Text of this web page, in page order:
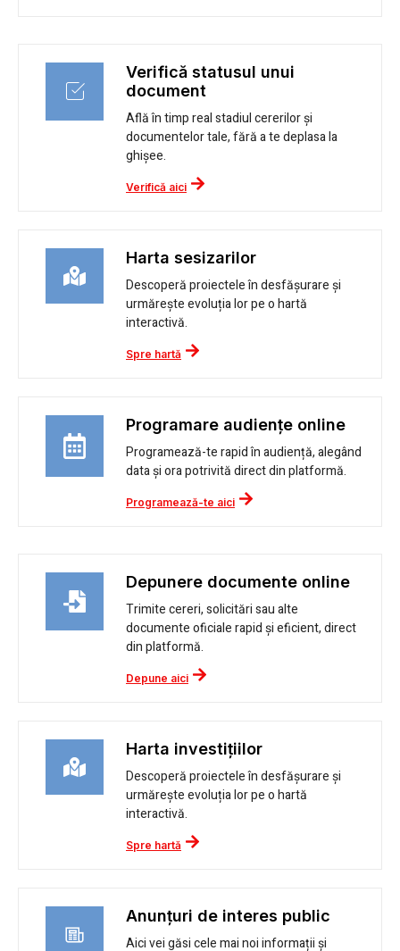
Verifică statusul unui
document
Află în timp real stadiul cererilor și
documentelor tale, fără a te deplasa la
ghișee.
Verifică aici
Harta sesizarilor
Descoperă proiectele în desfășurare și
urmărește evoluția lor pe o hartă
interactivă.
Spre hartă
Programare audiențe online
Programează-te rapid în audiență, alegând
data și ora potrivită direct din platformă.
Programează-te aici
Depunere documente online
Trimite cereri, solicitări sau alte
documente oficiale rapid și eficient, direct
din platformă.
Depune aici
Harta investițiilor
Descoperă proiectele în desfășurare și
urmărește evoluția lor pe o hartă
interactivă.
Spre hartă
Anunțuri de interes public
Aici vei găsi cele mai noi informații și